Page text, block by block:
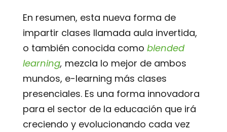
En resumen, esta nueva forma de
impartir clases llamada aula invertida,
o también conocida como blended
learning, mezcla lo mejor de ambos
mundos, e-learning más clases
presenciales. Es una forma innovadora
para el sector de la educación que irá
creciendo y evolucionando cada vez